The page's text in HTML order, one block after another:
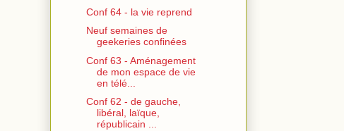
Conf 64 - la vie reprend
Neuf semaines de
geekeries confinées
Conf 63 - Aménagement
de mon espace de vie
en télé...
Conf 62 - de gauche,
libéral, laïque,
républicain ...